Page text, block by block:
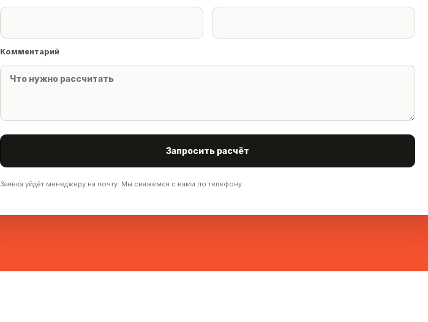
Комментарий
Запросить расчёт
Заявка уйдёт менеджеру на почту. Мы свяжемся с вами по телефону.